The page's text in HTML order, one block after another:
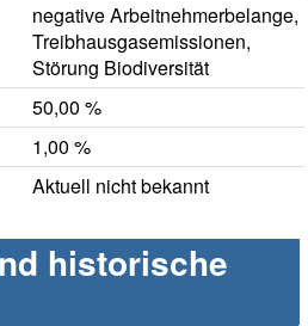
negative Arbeitnehmerbelange,
Treibhausgasemissionen,
Störung Biodiversität
50,00 %
1,00 %
Aktuell nicht bekannt
historische